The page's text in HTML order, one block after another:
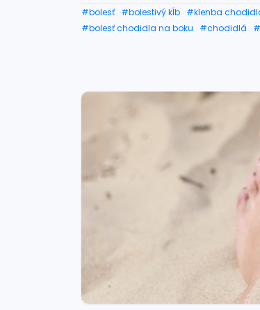
#bolesť #bolestivý kĺb #klenba
#bolesť chodidla na boku
#chodidlá